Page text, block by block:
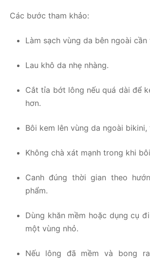
Các bước tham khảo:
Làm sạch vùng da bên ngoài cần
Lau khô da nhẹ nhàng.
Cắt tỉa bớt lông nếu quá dài để
hơn.
Bôi kem lên vùng da ngoài bikini,
Không chà xát mạnh trong khi
Canh đúng thời gian theo
phẩm.
Dùng khăn mềm hoặc dụng cụ
một vùng nhỏ.
Nếu lông đã mềm và bong